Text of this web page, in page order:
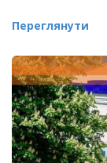
Переглянути